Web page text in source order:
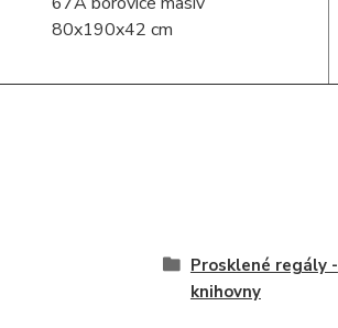
Prosklené regály -
knihovny